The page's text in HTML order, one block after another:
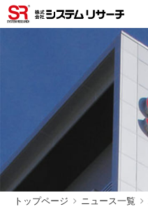
トップページ ニュース一覧